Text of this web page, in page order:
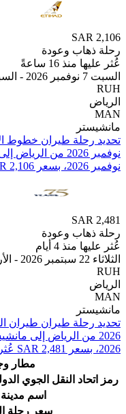
وعودة
16 ساعةً
وعودة
4 أيام
مطار وجهة
النقل الجوي الدولي
اسم مدينة وجهة
سعر رحلة الذهاب